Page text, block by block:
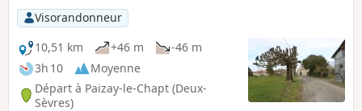
Visorandonneur
10,51 km
+46 m
-46 m
3h 10
Moyenne
Départ à Paizay-le-Chapt (Deux-
Sèvres)